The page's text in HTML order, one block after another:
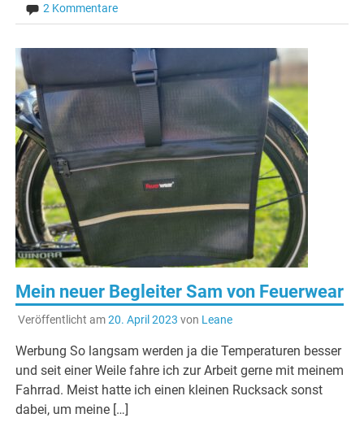
2 Kommentare
Mein neuer Begleiter Sam von Feuerwear
Veröffentlicht am20. April 2023 von Leane
Werbung So langsam werden ja die Temperaturen besser
und seit einer Weile fahre ich zur Arbeit gerne mit meinem
Fahrrad. Meist hatte ich einen kleinen Rucksack sonst
dabei, um meine […]